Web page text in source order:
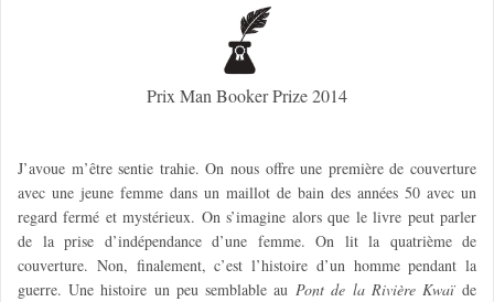
Prix Man Booker Prize 2014
J’avoue m’être sentie trahie. On nous offre une première de couverture
avec une jeune femme dans un maillot de bain des années 50 avec un
regard fermé et mystérieux. On s’imagine alors que le livre peut parler
de la prise d’indépendance d’une femme. On lit la quatrième de
couverture. Non, finalement, c’est l’histoire d’un homme pendant la
guerre. Une histoire un peu semblable auPont de la Rivière Kwaïde